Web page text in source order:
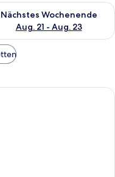
Wochenende, Aug. 14
Nächstes Wochenende
Aug. 21 - Aug. 23
die Verfügbarkeit
mit zwei Betten,